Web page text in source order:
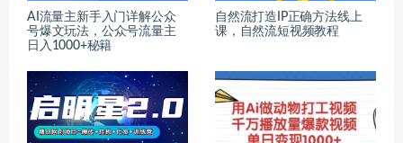
AI流量主新手入门详解公众
号爆文玩法，公众号流量主
日入1000+秘籍
自然流打造IP正确方法线上
课，自然流短视频教程